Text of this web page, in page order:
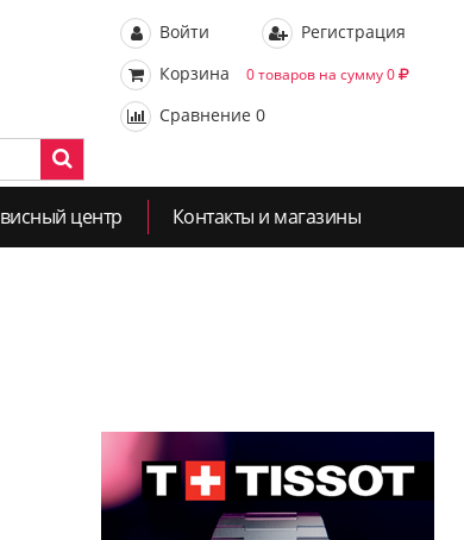
Войти
Регистрация
Корзина
0 товаров на сумму 0
Сравнение 0
центр Контакты и магазины